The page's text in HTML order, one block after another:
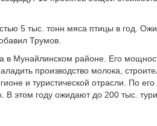
5 тыс. тонн мяса птицы в год.
Трумов.
в Мунайлинском районе. Его
производство молока,
и туристической отрасли. По
этом году ожидают до 200 тыс.